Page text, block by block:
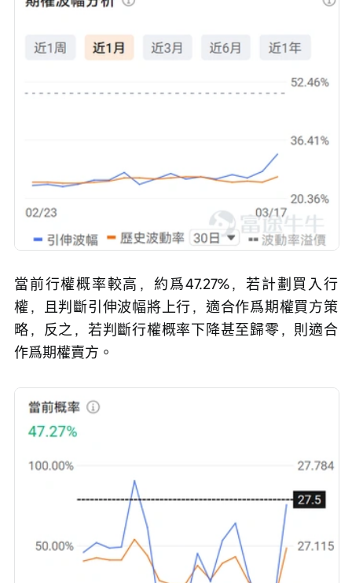
當前行權概率較高，約爲47.27%，若計劃買入行
權，且判斷引伸波幅將上行，適合作爲期權買方策
略，反之，若判斷行權概率下降甚至歸零，則適合
作爲期權賣方。